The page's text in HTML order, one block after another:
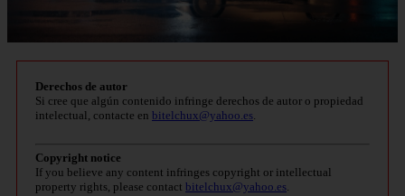
Derechos de autor
Si cree que algún contenido infringe derechos de autor o propiedad
intelectual, contacte en bitelchux@yahoo.es.
Copyright notice
If you believe any content infringes copyright or intellectual
property rights, please contact bitelchux@yahoo.es.